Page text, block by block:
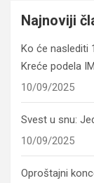
Najnoviji
Ko će naslediti
Kreće podela
10/09/2025
Svest u snu:
10/09/2025
Oproštajni